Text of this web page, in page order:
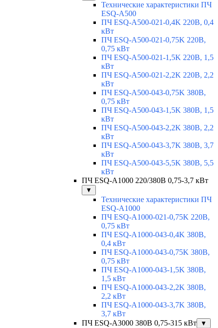
Технические характеристики ПЧ
ESQ-A500
ПЧ ESQ-A500-021-0,4K 220В, 0,4
кВт
ПЧ ESQ-A500-021-0,75K 220В,
0,75 кВт
ПЧ ESQ-A500-021-1,5K 220В, 1,5
кВт
ПЧ ESQ-A500-021-2,2K 220В, 2,2
кВт
ПЧ ESQ-A500-043-0,75K 380В,
0,75 кВт
ПЧ ESQ-A500-043-1,5K 380В, 1,5
кВт
ПЧ ESQ-A500-043-2,2K 380В, 2,2
кВт
ПЧ ESQ-A500-043-3,7K 380В, 3,7
кВт
ПЧ ESQ-A500-043-5,5K 380В, 5,5
кВт
ПЧ ESQ-A1000 220/380В 0,75-3,7 кВт
▼
Технические характеристики ПЧ
ESQ-A1000
ПЧ ESQ-A1000-021-0,75K 220В,
0,75 кВт
ПЧ ESQ-A1000-043-0,4K 380В,
0,4 кВт
ПЧ ESQ-A1000-043-0,75K 380В,
0,75 кВт
ПЧ ESQ-A1000-043-1,5K 380В,
1,5 кВт
ПЧ ESQ-A1000-043-2,2K 380В,
2,2 кВт
ПЧ ESQ-A1000-043-3,7K 380В,
3,7 кВт
ПЧ ESQ-A3000 380В 0,75-315 кВт
▼